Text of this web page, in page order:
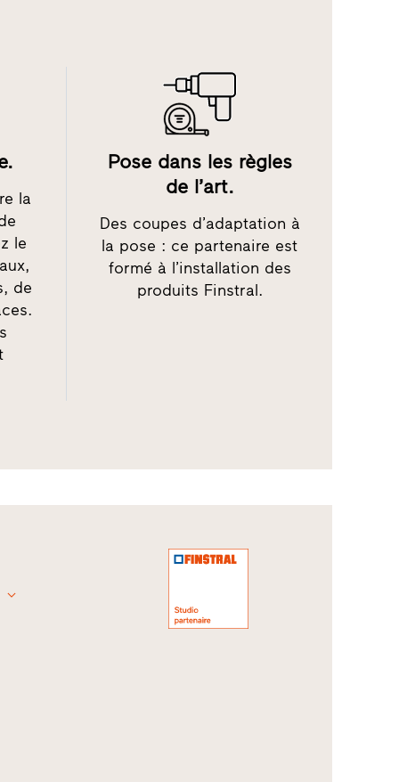
la
le
de
Pose dans les règles
de l’art.
Des coupes d’adaptation à
la pose : ce partenaire est
formé à l’installation des
produits Finstral.